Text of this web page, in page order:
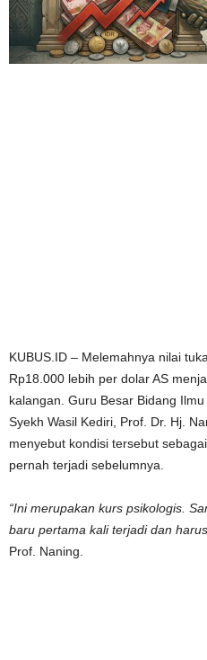
KUBUS.ID – Melemahnya nilai
Rp18.000 lebih per dolar AS
kalangan. Guru Besar Bidang
Syekh Wasil Kediri, Prof. Dr. Hj.
menyebut kondisi tersebut
pernah terjadi sebelumnya.
“Ini merupakan kurs psikologis.
baru pertama kali terjadi dan
Prof. Naning.